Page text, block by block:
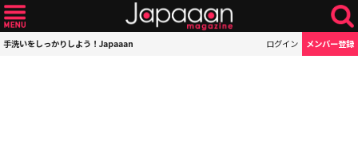
手洗いをしっかりしよう！Japaaan ログイン メンバー登録